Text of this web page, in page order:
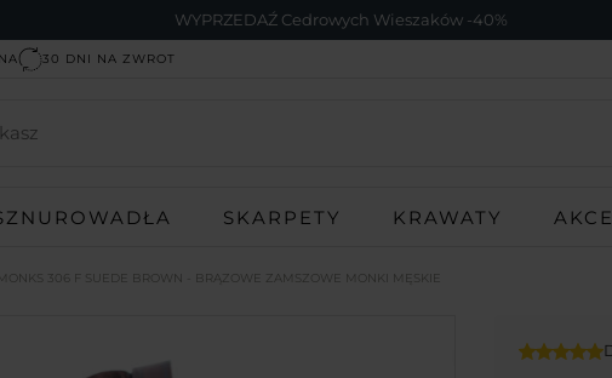
WYPRZEDAŹ Cedrowych Wieszaków -40%
30 DNI NA ZWROT
SKARPETY KRAWATY
306 F SUEDE BROWN - BRĄZOWE ZAMSZOWE MONKI MĘSKIE